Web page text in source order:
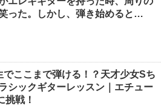
った。しかし、弾き始めると…
でここまで弾ける！？天才少女Sち
シックギターレッスン｜エチュー
挑戦！